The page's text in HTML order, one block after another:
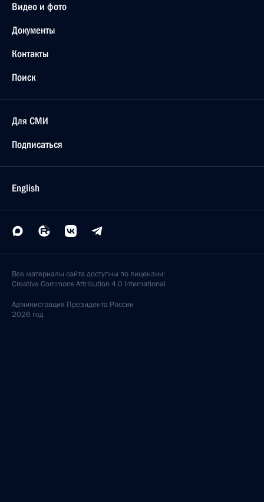
Видео и фото
Документы
Контакты
Поиск
Для СМИ
Подписаться
English
Все материалы сайта доступны по лицензии:
Creative Commons Attribution 4.0 International
Администрация Президента России
2026 год